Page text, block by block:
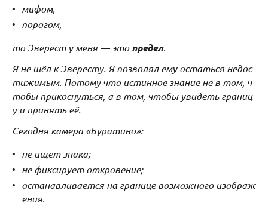
мифом,
порогом,
то Эверест у меня — этопредел.
Я не шёл к Эвересту. Я позволял ему остаться недос
тижимым. Потому что истинное знание не в том, ч
тобы прикоснуться, а в том, чтобы увидеть границ
у и принять её.
Сегодня камера «Буратино»:
не ищет знака;
не фиксирует откровение;
останавливается на границе возможного изображ
ения.